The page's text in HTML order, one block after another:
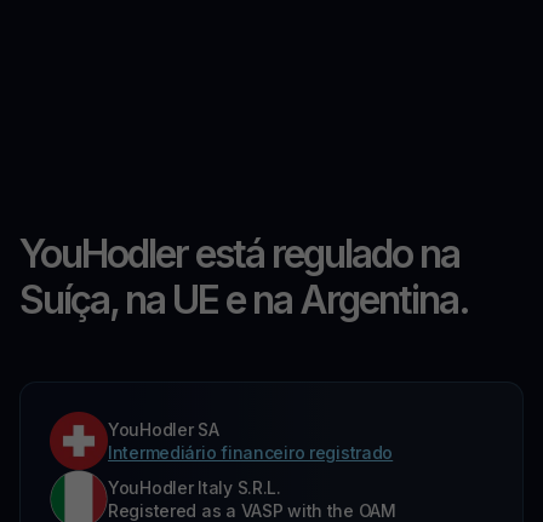
YouHodler está regulado na
Suíça, na UE e na Argentina.
YouHodler SA
Intermediário financeiro registrado
YouHodler Italy S.R.L.
Registered as a VASP with the OAM